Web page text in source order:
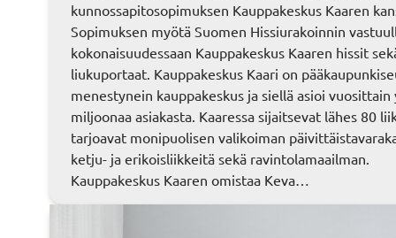
kunnossapitosopimuksen Kauppakeskus Kaaren
Sopimuksen myötä Suomen Hissiurakoinnin
kokonaisuudessaan Kauppakeskus Kaaren hissit
liukuportaat. Kauppakeskus Kaari on
menestynein kauppakeskus ja siellä asioi vuosittain
miljoonaa asiakasta. Kaaressa sijaitsevat lähes 80
tarjoavat monipuolisen valikoiman
ketju- ja erikoisliikkeitä sekä ravintolamaailman.
Kauppakeskus Kaaren omistaa Keva…